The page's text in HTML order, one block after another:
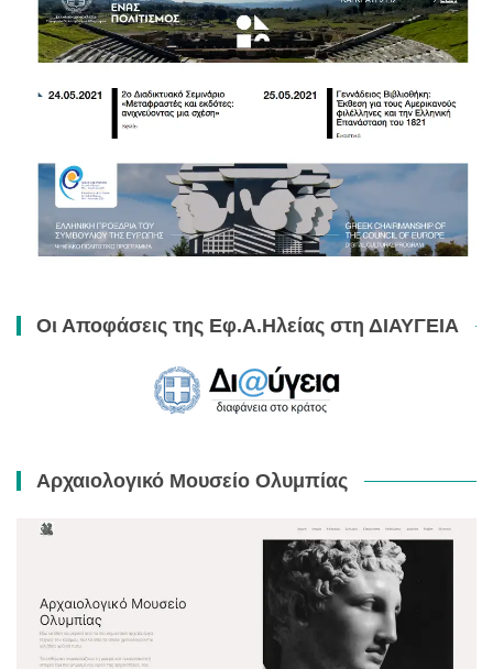
Οι Αποφάσεις της Εφ.Α.Ηλείας στη ΔΙΑΥΓΕΙΑ
Αρχαιολογικό Μουσείο Ολυμπίας